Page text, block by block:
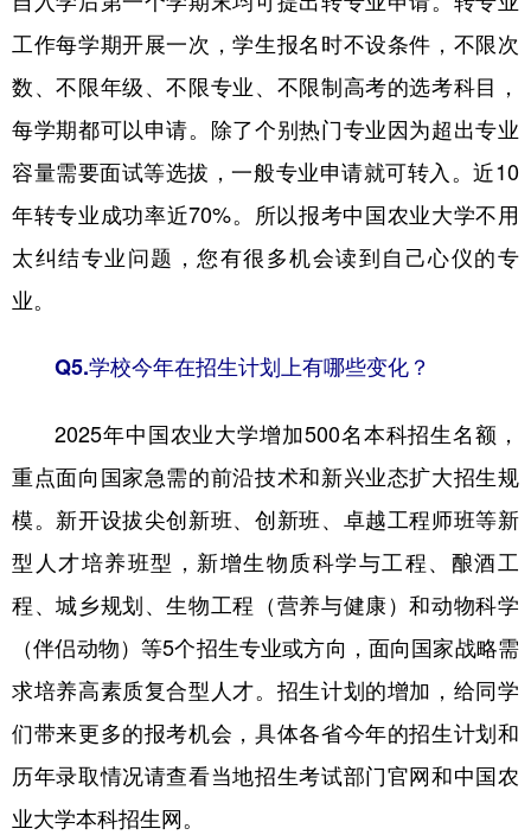
工作每学期开展一次，学生报名时不设条件，不限次
数、不限年级、不限专业、不限制高考的选考科目，
每学期都可以申请。除了个别热门专业因为超出专业
容量需要面试等选拔，一般专业申请就可转入。近10
年转专业成功率近70%。所以报考中国农业大学不用
太纠结专业问题，您有很多机会读到自己心仪的专
业。
Q5.学校今年在招生计划上有哪些变化？
2025年中国农业大学增加500名本科招生名额，
重点面向国家急需的前沿技术和新兴业态扩大招生规
模。新开设拔尖创新班、创新班、卓越工程师班等新
型人才培养班型，新增生物质科学与工程、酿酒工
程、城乡规划、生物工程（营养与健康）和动物科学
（伴侣动物）等5个招生专业或方向，面向国家战略需
求培养高素质复合型人才。招生计划的增加，给同学
们带来更多的报考机会，具体各省今年的招生计划和
历年录取情况请查看当地招生考试部门官网和中国农
业大学本科招生网。